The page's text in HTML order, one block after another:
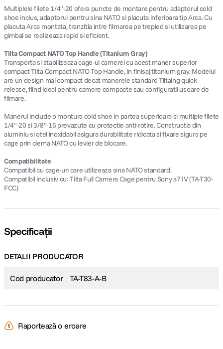
10. dji osmo
Multiplele filete 1/4"-20 ofera puncte de montare pentru adaptorul cold
shoe inclus, adaptorul pentru sina NATO si placuta inferioara tip Arca. Cu
placuta Arca montata, tranzitia intre filmarea pe trepied si utilizarea pe
gimbal se realizeaza rapid si eficient.
Tilta Compact NATO Top Handle (Titanium Gray)
Transporta si stabilizeaza cage-ul camerei cu acest maner superior
compact Tilta Compact NATO Top Handle, in finisaj titanium gray. Modelul
are un design mai compact decat manerele standard Tiltaing quick
release, fiind ideal pentru camere compacte sau configuratii usoare de
filmare.
Manerul include o montura cold shoe in partea superioara si multiple filete
1/4"-20 si 3/8"-16 prevazute cu protectie anti-rotire. Constructia din
aluminiu si otel inoxidabil asigura durabilitate ridicata si fixare sigura pe
cage prin clema NATO cu levier de blocare.
Compatibilitate
Compatibil cu cage-uri care utilizeaza sina NATO standard.
Compatibil inclusiv cu: Tilta Full Camera Cage pentru Sony a7 IV (TA-T30-
FCC)
Specificații
DETALII PRODUCATOR
Cod producator TA-T83-A-B
Raportează o eroare